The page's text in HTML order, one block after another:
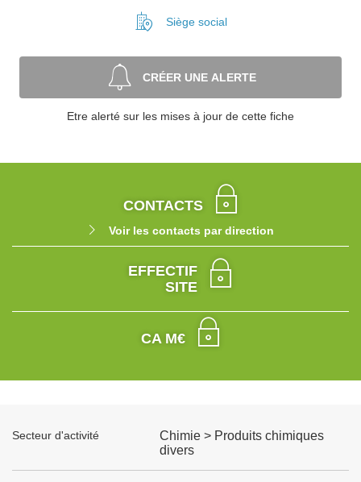
Siège social
CRÉER UNE ALERTE
Etre alerté sur les mises à jour de cette fiche
CONTACTS
Voir les contacts par direction
EFFECTIF
SITE
CA M€
Secteur d'activité
Chimie > Produits chimiques
divers